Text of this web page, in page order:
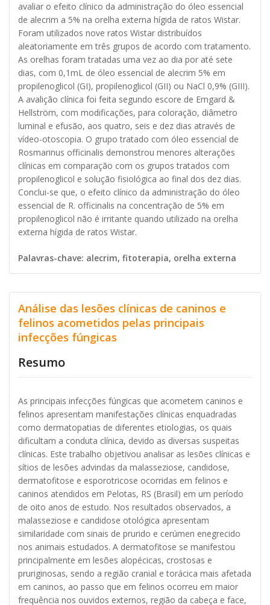
avaliar o efeito clínico da administração do óleo essencial
de alecrim a 5% na orelha externa hígida de ratos Wistar.
Foram utilizados nove ratos Wistar distribuídos
aleatoriamente em três grupos de acordo com tratamento.
As orelhas foram tratadas uma vez ao dia por até sete
dias, com 0,1mL de óleo essencial de alecrim 5% em
propilenoglicol (GI), propilenoglicol (GII) ou NaCl 0,9% (GIII).
A avalição clínica foi feita segundo escore de Emgard &
Hellström, com modificações, para coloração, diâmetro
luminal e efusão, aos quatro, seis e dez dias através de
vídeo-otoscopia. O grupo tratado com óleo essencial de
Rosmarinus officinalis demonstrou menores alterações
clínicas em comparação com os grupos tratados com
propilenoglicol e solução fisiológica ao final dos dez dias.
Conclui-se que, o efeito clínico da administração do óleo
essencial de R. officinalis na concentração de 5% em
propilenoglicol não é irritante quando utilizado na orelha
externa hígida de ratos Wistar.
Palavras-chave: alecrim, fitoterapia, orelha externa
Análise das lesões clínicas de caninos e
felinos acometidos pelas principais
infecções fúngicas
Resumo
As principais infecções fúngicas que acometem caninos e
felinos apresentam manifestações clínicas enquadradas
como dermatopatias de diferentes etiologias, os quais
dificultam a conduta clínica, devido as diversas suspeitas
clínicas. Este trabalho objetivou analisar as lesões clínicas e
sítios de lesões advindas da malasseziose, candidose,
dermatofitose e esporotricose ocorridas em felinos e
caninos atendidos em Pelotas, RS (Brasil) em um período
de oito anos de estudo. Nos resultados observados, a
malasseziose e candidose otológica apresentam
similaridade com sinais de prurido e cerúmen enegrecido
nos animais estudados. A dermatofitose se manifestou
principalmente em lesões alopécicas, crostosas e
pruriginosas, sendo a região cranial e torácica mais afetada
em caninos, ao passo que em felinos ocorreu em maior
frequência nos ouvidos externos, região da cabeça e face,